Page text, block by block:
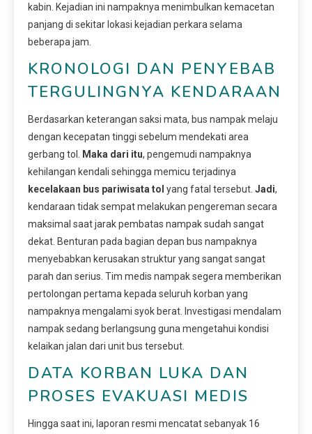
kabin. Kejadian ini nampaknya menimbulkan kemacetan
panjang di sekitar lokasi kejadian perkara selama
beberapa jam.
KRONOLOGI DAN PENYEBAB
TERGULINGNYA KENDARAAN
Berdasarkan keterangan saksi mata, bus nampak melaju
dengan kecepatan tinggi sebelum mendekati area
gerbang tol.
Maka dari itu, pengemudi nampaknya
kehilangan kendali sehingga memicu terjadinya
kecelakaan bus pariwisata tol yang fatal tersebut. Jadi,
kendaraan tidak sempat melakukan pengereman secara
maksimal saat jarak pembatas nampak sudah sangat
dekat. Benturan pada bagian depan bus nampaknya
menyebabkan kerusakan struktur yang sangat sangat
parah dan serius. Tim medis nampak segera memberikan
pertolongan pertama kepada seluruh korban yang
nampaknya mengalami syok berat. Investigasi mendalam
nampak sedang berlangsung guna mengetahui kondisi
kelaikan jalan dari unit bus tersebut.
DATA KORBAN LUKA DAN
PROSES EVAKUASI MEDIS
Hingga saat ini, laporan resmi mencatat sebanyak 16